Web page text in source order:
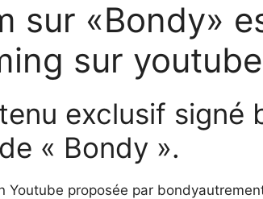
sur «Bondy»
sur
exclusif signé
« Bondy ».
Youtube proposée par